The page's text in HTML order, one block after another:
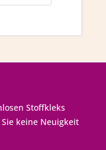
Stoffkleks
keine Neuigkeit